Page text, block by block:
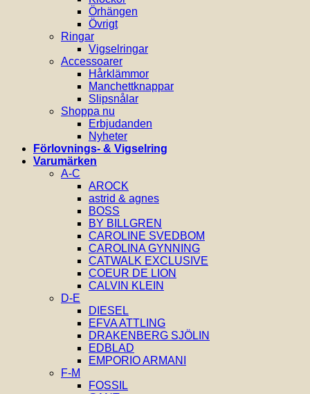
Örhängen
Övrigt
Ringar
Vigselringar
Accessoarer
Hårklämmor
Manchettknappar
Slipsnålar
Shoppa nu
Erbjudanden
Nyheter
Förlovnings- & Vigselring
Varumärken
A-C
AROCK
astrid & agnes
BOSS
BY BILLGREN
CAROLINE SVEDBOM
CAROLINA GYNNING
CATWALK EXCLUSIVE
COEUR DE LION
CALVIN KLEIN
D-E
DIESEL
EFVA ATTLING
DRAKENBERG SJÖLIN
EDBLAD
EMPORIO ARMANI
F-M
FOSSIL